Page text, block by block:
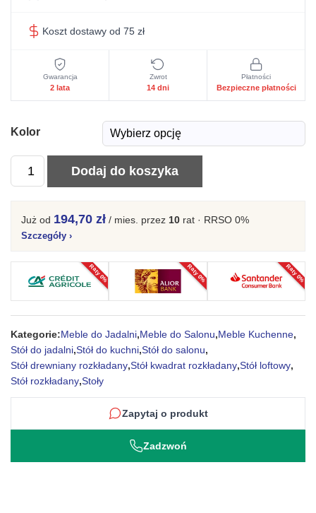
Koszt dostawy od 75 zł
Gwarancja
2 lata
Zwrot
14 dni
Płatności
Bezpieczne płatności
Kolor
ilość
Stół
TS
57
m
Dodaj do koszyka
Już od 194,70 zł / mies. przez 10 rat · RRSO 0%
Szczegóły ›
Raty 0% Raty 0% Raty 0%
Kategorie:Meble do Jadalni,Meble do Salonu,Meble Kuchenne,
Stół do jadalni,Stół do kuchni,Stół do salonu,
Stół drewniany rozkładany,Stół kwadrat rozkładany,Stół loftowy,
Stół rozkładany,Stoły
Zapytaj o produkt
Zadzwoń